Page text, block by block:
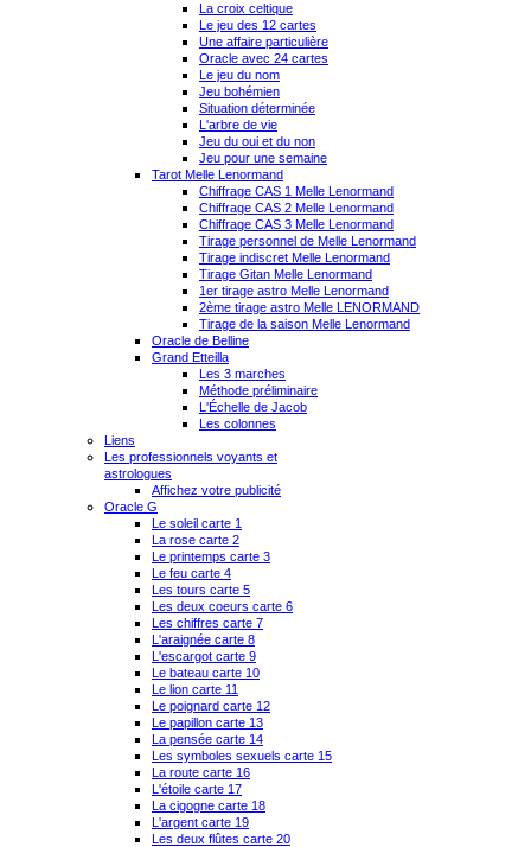
La croix celtique
Le jeu des 12 cartes
Une affaire particulière
Oracle avec 24 cartes
Le jeu du nom
Jeu bohémien
Situation déterminée
L'arbre de vie
Jeu du oui et du non
Jeu pour une semaine
Tarot Melle Lenormand
Chiffrage CAS 1 Melle Lenormand
Chiffrage CAS 2 Melle Lenormand
Chiffrage CAS 3 Melle Lenormand
Tirage personnel de Melle Lenormand
Tirage indiscret Melle Lenormand
Tirage Gitan Melle Lenormand
1er tirage astro Melle Lenormand
2ème tirage astro Melle LENORMAND
Tirage de la saison Melle Lenormand
Oracle de Belline
Grand Etteilla
Les 3 marches
Méthode préliminaire
L'Échelle de Jacob
Les colonnes
Liens
Les professionnels voyants et
astrologues
Affichez votre publicité
Oracle G
Le soleil carte 1
La rose carte 2
Le printemps carte 3
Le feu carte 4
Les tours carte 5
Les deux coeurs carte 6
Les chiffres carte 7
L'araignée carte 8
L'escargot carte 9
Le bateau carte 10
Le lion carte 11
Le poignard carte 12
Le papillon carte 13
La pensée carte 14
Les symboles sexuels carte 15
La route carte 16
L'étoile carte 17
La cigogne carte 18
L'argent carte 19
Les deux flûtes carte 20